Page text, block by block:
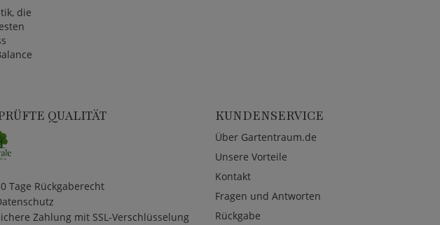
die
QUALITÄT
Tage Rückgaberecht
Zahlung mit SSL-Verschlüsselung
KUNDENSERVICE
Über Gartentraum.de
Unsere Vorteile
Kontakt
Fragen und Antworten
Rückgabe